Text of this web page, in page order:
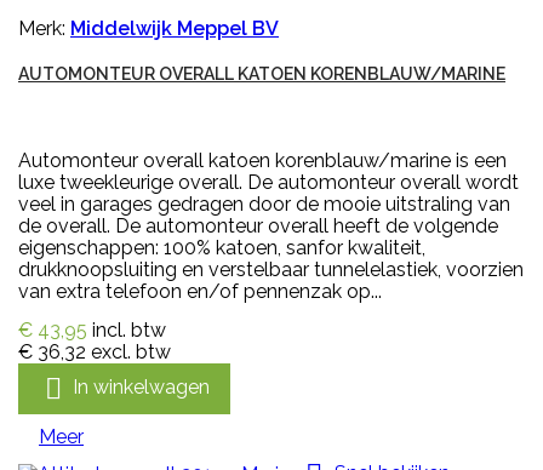
Merk: Middelwijk Meppel BV
AUTOMONTEUR OVERALL KATOEN KORENBLAUW/MARINE
Automonteur overall katoen korenblauw/marine is een
luxe tweekleurige overall. De automonteur overall wordt
veel in garages gedragen door de mooie uitstraling van
de overall. De automonteur overall heeft de volgende
eigenschappen: 100% katoen, sanfor kwaliteit,
drukknoopsluiting en verstelbaar tunnelelastiek, voorzien
van extra telefoon en/of pennenzak op...
€ 43,95 incl. btw
€ 36,32 excl. btw
 In winkelwagen
Meer